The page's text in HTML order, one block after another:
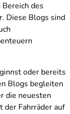
des
Diese Blogs sind
oder bereits
Blogs begleiten
die neuesten
der Fahrräder auf